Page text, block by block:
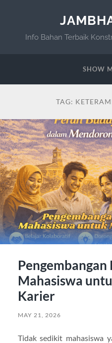
Info Bahan Terbaik
SHOW
TAG:
Mahasiswa
Karier
MAY 21, 2026
Tidak sedikit mahasiswa